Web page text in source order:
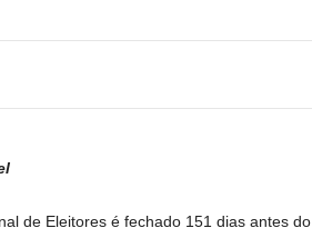
de Eleitores é fechado 151 dias antes do